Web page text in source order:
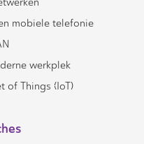
mobiele telefonie
werkplek
of Things (IoT)